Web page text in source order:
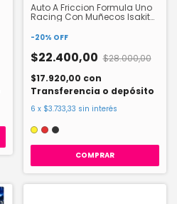
Auto A Friccion Formula Uno
Racing Con Muñecos Isakito
-20% OFF
$22.400,00 $28.000,00
$17.920,00 con
Transferencia o depósito
6 x $3.733,33 sin interés
COMPRAR